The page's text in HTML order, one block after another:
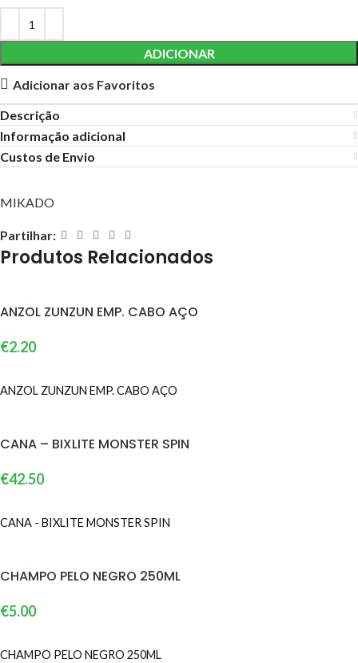
ADICIONAR
Adicionar aos Favoritos
Descrição
Informação adicional
Custos de Envio
MIKADO
Partilhar:
Produtos Relacionados
ANZOL ZUNZUN EMP. CABO AÇO
€2.20
ANZOL ZUNZUN EMP. CABO AÇO
CANA – BIXLITE MONSTER SPIN
€42.50
CANA - BIXLITE MONSTER SPIN
CHAMPO PELO NEGRO 250ML
€5.00
CHAMPO PELO NEGRO 250ML